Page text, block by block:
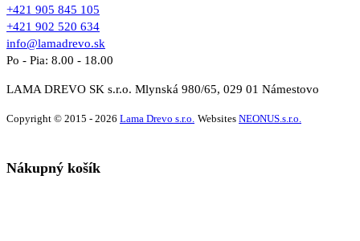
+421 905 845 105
+421 902 520 634
info@lamadrevo.sk
Po - Pia: 8.00 - 18.00
LAMA DREVO SK s.r.o. Mlynská 980/65, 029 01 Námestovo
Copyright © 2015 - 2026 Lama Drevo s.r.o. Websites NEONUS.s.r.o.
Nákupný košík